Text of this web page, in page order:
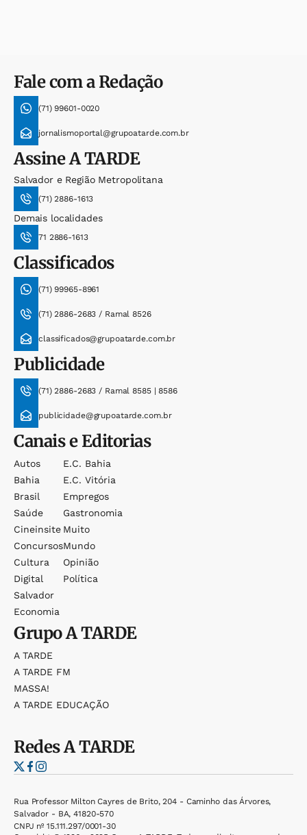
Fale com a Redação
(71) 99601-0020
jornalismoportal@grupoatarde.com.br
AssineA TARDE
Salvador e Região Metropolitana
(71) 2886-1613
Demais localidades
71 2886-1613
Classificados
(71) 99965-8961
(71) 2886-2683 / Ramal 8526
classificados@grupoatarde.com.br
Publicidade
(71) 2886-2683 / Ramal 8585 | 8586
publicidade@grupoatarde.com.br
Canais e Editorias
Autos
Bahia
Brasil
Saúde
Cineinsite
Concursos
Cultura
Digital
Salvador
Economia
E.c. Bahia
E.c. Vitória
Empregos
Gastronomia
Muito
Mundo
Opinião
Política
GrupoA TARDE
A TARDE
A TARDE FM
MASSA!
A TARDE EDUCAÇÃO
RedesA TARDE
Rua Professor Milton Cayres de Brito, 204 - Caminho das Árvores,
Salvador - BA, 41820-570
CNPJ nº 15.111.297/0001-30